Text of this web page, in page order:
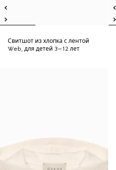
Свитшот из хлопка с лентой
Web, для детей 3–12 лет